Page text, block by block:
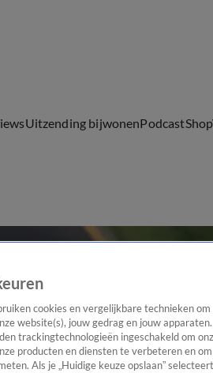
Uitzending bijwonenPodcastShop
cookies en vergelijkbare technieken
website(s), jouw gedrag en jouw apparaten.
trackingtechnologieën ingeschakeld om
producten en diensten te verbeteren en
Als je „Huidige keuze opslaan”